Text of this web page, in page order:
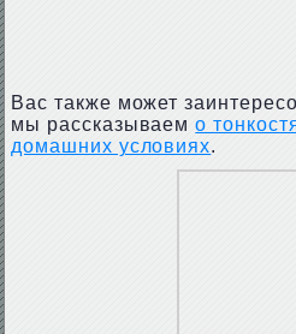
Вас также может
мы рассказываемо
домашних условиях.